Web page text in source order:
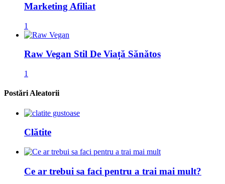
Marketing Afiliat
1
Raw Vegan Stil De Viață Sănătos
1
Postări Aleatorii
Clătite
Ce ar trebui sa faci pentru a trai mai mult?